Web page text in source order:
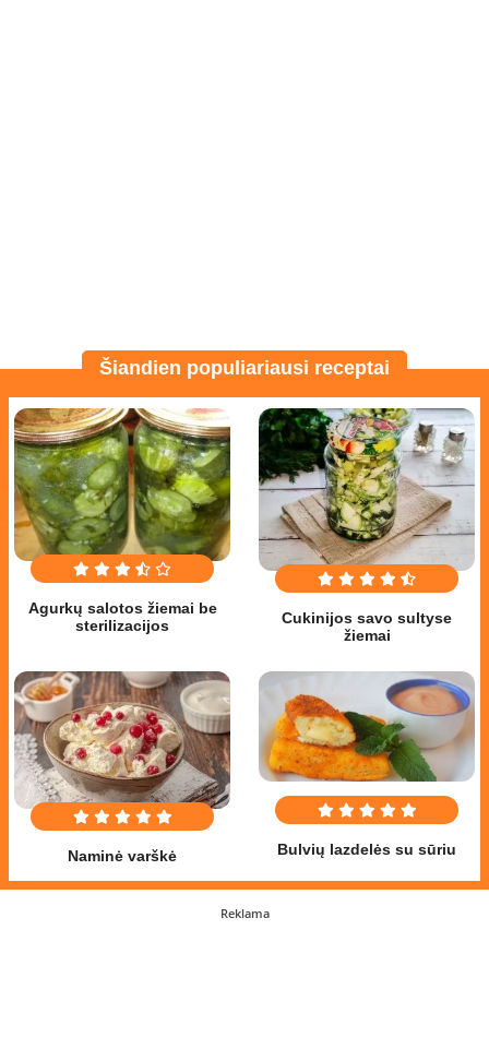
Šiandien populiariausi receptai
Agurkų salotos žiemai be
sterilizacijos
Cukinijos savo sultyse
žiemai
Naminė varškė Bulvių lazdelės su sūriu
Reklama